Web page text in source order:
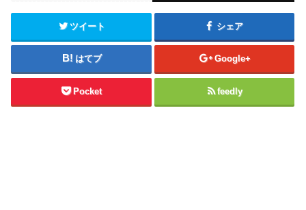
ツイート シェア
はてブ Google+
Pocket feedly